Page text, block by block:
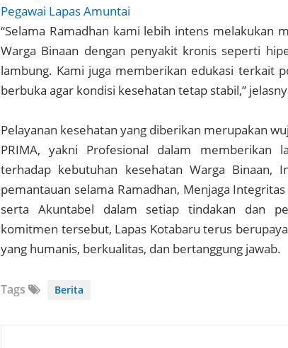
Pegawai Lapas Amuntai
“Selama Ramadhan kami lebih intens melakukan
Warga Binaan dengan penyakit kronis seperti
lambung. Kami juga memberikan edukasi terkait
berbuka agar kondisi kesehatan tetap stabil,”
Pelayanan kesehatan yang diberikan merupakan
PRIMA, yakni Profesional dalam memberikan
terhadap kebutuhan kesehatan Warga Binaan,
pemantauan selama Ramadhan, Menjaga
serta Akuntabel dalam setiap tindakan dan
komitmen tersebut, Lapas Kotabaru terus
yang humanis, berkualitas, dan bertanggung jawab.
Tags Berita